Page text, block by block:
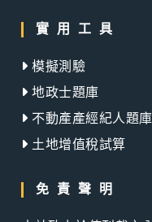
實用工具
模擬測驗
地政士題庫
不動產產經紀人題庫
土地增值稅試算
免責聲明